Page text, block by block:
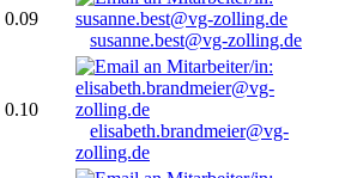
0.09
susanne.best@vg-zolling.de
0.10
elisabeth.brandmeier@vg-
zolling.de